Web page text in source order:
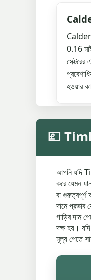
0.16
হওয়ার
💷
আপনি যদি
করে যেমন
বা
দামে প্রভাব
গাড়ির দাম
দক্ষ হয়।
মূল্য পেতে